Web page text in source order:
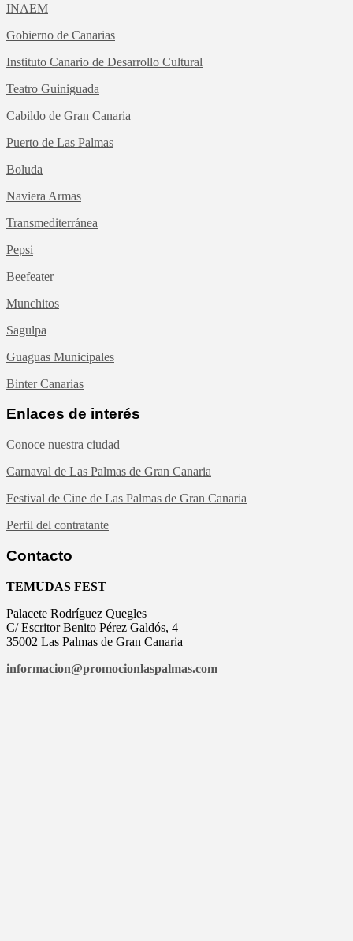
INAEM
Gobierno de Canarias
Instituto Canario de Desarrollo Cultural
Teatro Guiniguada
Cabildo de Gran Canaria
Puerto de Las Palmas
Boluda
Naviera Armas
Transmediterránea
Pepsi
Beefeater
Munchitos
Sagulpa
Guaguas Municipales
Binter Canarias
Enlaces de interés
Conoce nuestra ciudad
Carnaval de Las Palmas de Gran Canaria
Festival de Cine de Las Palmas de Gran Canaria
Perfil del contratante
Contacto
TEMUDAS FEST
Palacete Rodríguez Quegles
C/ Escritor Benito Pérez Galdós, 4
35002 Las Palmas de Gran Canaria
informacion@promocionlaspalmas.com